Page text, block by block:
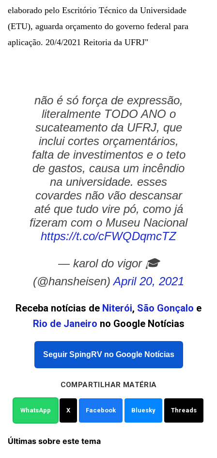
elaborado pelo Escritório Técnico da Universidade
(ETU), aguarda orçamento do governo federal para
aplicação. 20/4/2021 Reitoria da UFRJ"
não é só força de expressão,
literalmente TODO ANO o
sucateamento da UFRJ, que
inclui cortes orçamentários,
falta de investimentos e o teto
de gastos, causa um incêndio
na universidade. esses
covardes não vão descansar
até que tudo vire pó, como já
fizeram com o Museu Nacional
https://t.co/cFWQDqmcTZ
— karol do vigor 🎓
(@hansheisen)April 20, 2021
Receba notícias de Niterói, São Gonçalo e
Rio de Janeiro no Google Notícias
Seguir SpingRV no Google Notícias
COMPARTILHAR MATÉRIA
WhatsApp X Facebook Bluesky Threads
Últimas sobre este tema